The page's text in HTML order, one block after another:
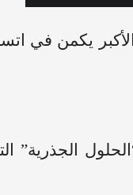
يكمن في
الجذرية”